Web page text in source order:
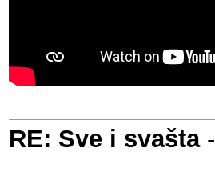
RE: Sve i svašta-